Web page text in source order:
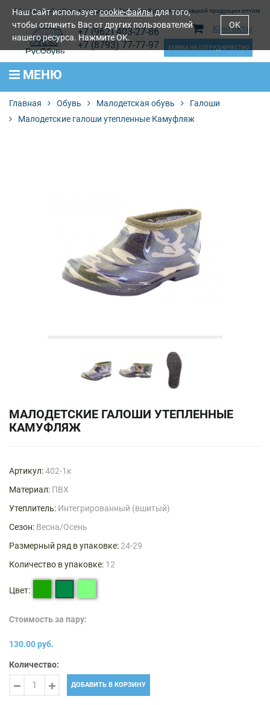
Официальный сайт производителя. Продажа обуви и лентоткацкой продукции оптом
+7 (962) 403-27-86
+7 (8793) 77-77-97
ЗАЯВКА НА СОТРУДНИЧЕСТВО
Контакты
МЕНЮ
Главная Обувь Малодетская обувь
Галоши
Малодетские галоши утепленные Камуфляж
МАЛОДЕТСКИЕ ГАЛОШИ УТЕПЛЕННЫЕ
КАМУФЛЯЖ
Артикул:402-1к
Материал: ПВХ
Утеплитель: Интегрированный (вшитый)
Сезон: Весна/Осень
Размерный ряд в упаковке:24-29
Количество в упаковке: 12
Цвет:
Стоимость за пару:
130.00 руб.
Количество:
ДОБАВИТЬ В КОРЗИНУ
Наш Сайт используетcookie-файлыдля того,
чтобы отличить Вас от других пользователей
нашего ресурса. Нажмите OK.
OK